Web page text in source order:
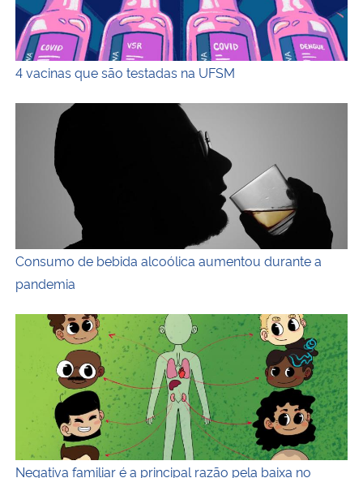
4 vacinas que são testadas na UFSM
Descrição da imagem: Fotografia horizontal e em tons
Consumo de bebida alcoólica aumentou durante a
pandemia
Descrição da imagem: Ilustração horizontal e colorida
Negativa familiar é a principal razão pela baixa no